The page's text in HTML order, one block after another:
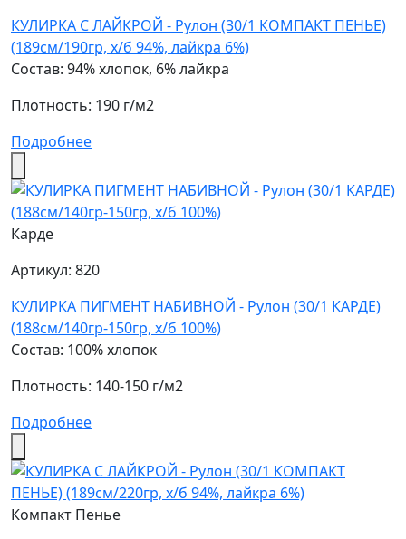
КУЛИРКА С ЛАЙКРОЙ - Рулон (30/1 КОМПАКТ ПЕНЬЕ)
(189см/190гр, х/б 94%, лайкра 6%)
Состав: 94% хлопок, 6% лайкра
Плотность: 190 г/м2
Подробнее
Карде
Артикул: 820
КУЛИРКА ПИГМЕНТ НАБИВНОЙ - Рулон (30/1 КАРДЕ)
(188см/140гр-150гр, х/б 100%)
Состав: 100% хлопок
Плотность: 140-150 г/м2
Подробнее
Компакт Пенье